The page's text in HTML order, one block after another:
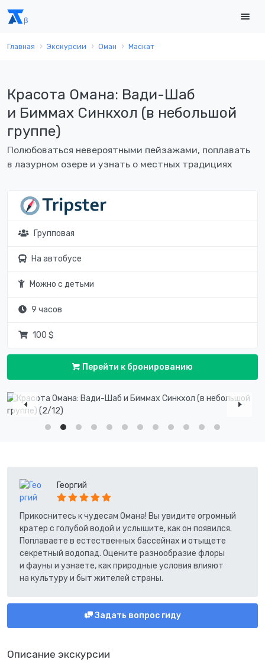
Главная Экскурсии Оман Маскат
Красота Омана: Вади-Шаб
и Биммах Синкхол (в небольшой
группе)
Полюбоваться невероятными пейзажами, поплавать
в лазурном озере и узнать о местных традициях
Групповая
На автобусе
Можно с детьми
9 часов
100 $
Перейти к бронированию
Описание экскурсии
Георгий
Прикоснитесь к чудесам Омана! Вы увидите огромный
кратер с голубой водой и услышите, как он появился.
Поплаваете в естественных бассейнах и отыщете
секретный водопад. Оцените разнообразие флоры
и фауны и узнаете, как природные условия влияют
на культуру и быт жителей страны.
Задать вопрос гиду